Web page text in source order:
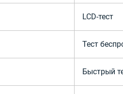
LCD-тест
Тест
Быстрый